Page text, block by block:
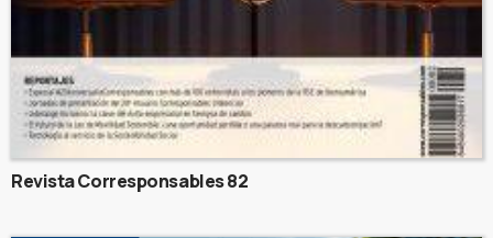
Revista Corresponsables 82